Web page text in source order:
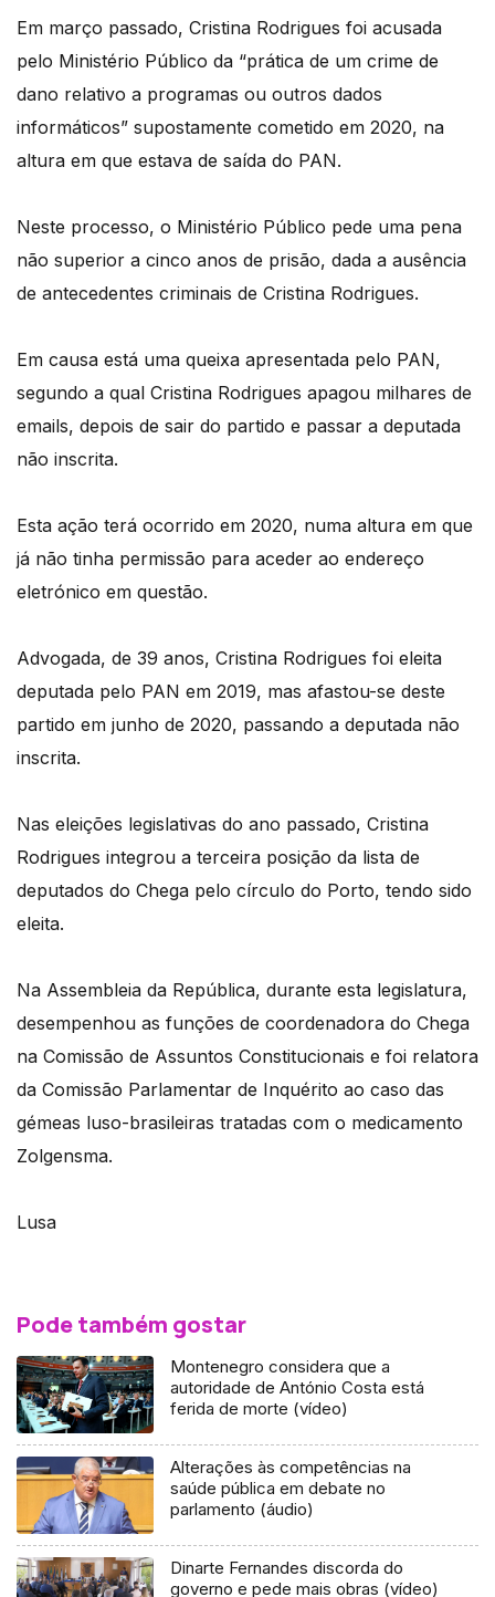
Em março passado, Cristina Rodrigues foi acusada
pelo Ministério Público da “prática de um crime de
dano relativo a programas ou outros dados
informáticos” supostamente cometido em 2020, na
altura em que estava de saída do PAN.
Neste processo, o Ministério Público pede uma pena
não superior a cinco anos de prisão, dada a ausência
de antecedentes criminais de Cristina Rodrigues.
Em causa está uma queixa apresentada pelo PAN,
segundo a qual Cristina Rodrigues apagou milhares de
emails, depois de sair do partido e passar a deputada
não inscrita.
Esta ação terá ocorrido em 2020, numa altura em que
já não tinha permissão para aceder ao endereço
eletrónico em questão.
Advogada, de 39 anos, Cristina Rodrigues foi eleita
deputada pelo PAN em 2019, mas afastou-se deste
partido em junho de 2020, passando a deputada não
inscrita.
Nas eleições legislativas do ano passado, Cristina
Rodrigues integrou a terceira posição da lista de
deputados do Chega pelo círculo do Porto, tendo sido
eleita.
Na Assembleia da República, durante esta legislatura,
desempenhou as funções de coordenadora do Chega
na Comissão de Assuntos Constitucionais e foi relatora
da Comissão Parlamentar de Inquérito ao caso das
gémeas luso-brasileiras tratadas com o medicamento
Zolgensma.
Lusa
Pode também gostar
Montenegro considera que a
autoridade de António Costa está
ferida de morte (vídeo)
Alterações às competências na
saúde pública em debate no
parlamento (áudio)
Dinarte Fernandes discorda do
governo e pede mais obras (vídeo)